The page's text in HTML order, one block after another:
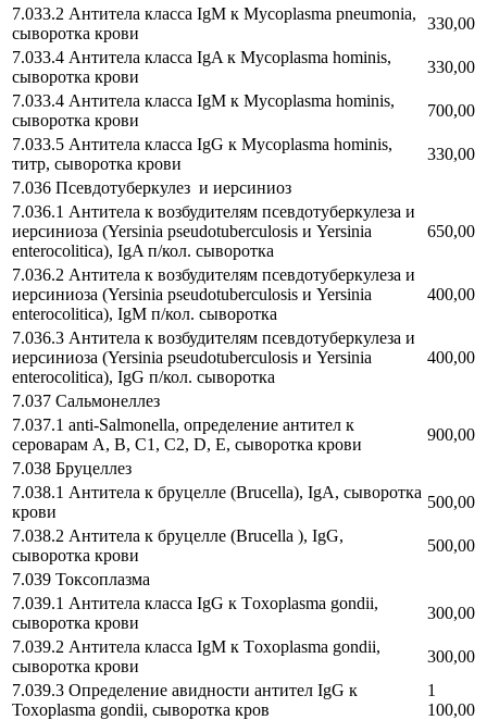
7.033.2 Антитела класса IgM к Mycoplasma pneumonia,
сыворотка крови
330,00
7.033.4 Антитела класса IgA к Mycoplasma hominis,
сыворотка крови
330,00
7.033.4 Антитела класса IgМ к Mycoplasma hominis,
сыворотка крови
700,00
7.033.5 Антитела класса IgG к Mycoplasma hominis,
титр, сыворотка крови
330,00
7.036 Псевдотуберкулез и иерсиниоз
7.036.1 Антитела к возбудителям псевдотуберкулеза и
иерсиниоза (Yersinia pseudotuberculosis и Yersinia
enterocolitica), IgA п/кол. сыворотка
650,00
7.036.2 Антитела к возбудителям псевдотуберкулеза и
иерсиниоза (Yersinia pseudotuberculosis и Yersinia
enterocolitica), IgM п/кол. сыворотка
400,00
7.036.3 Антитела к возбудителям псевдотуберкулеза и
иерсиниоза (Yersinia pseudotuberculosis и Yersinia
enterocolitica), IgG п/кол. сыворотка
400,00
7.037 Сальмонеллез
7.037.1 anti-Salmonella, определение антител к
сероварам A, B, C1, C2, D, E, сыворотка крови
900,00
7.038 Бруцеллез
7.038.1 Антитела к бруцелле (Brucella), IgА, сыворотка
крови
500,00
7.038.2 Антитела к бруцелле (Brucella ), IgG,
сыворотка крови
500,00
7.039 Токсоплазма
7.039.1 Антитела класса IgG к Тoxoplasma gondii,
сыворотка крови
300,00
7.039.2 Антитела класса IgM к Тoxoplasma gondii,
сыворотка крови
300,00
7.039.3 Определение авидности антител IgG к
Toxoplasma gondii, сыворотка кров
1
100,00